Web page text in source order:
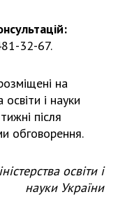
власності та
установах
32-67.
на
і науки
після
обговорення.
освіти і
науки України